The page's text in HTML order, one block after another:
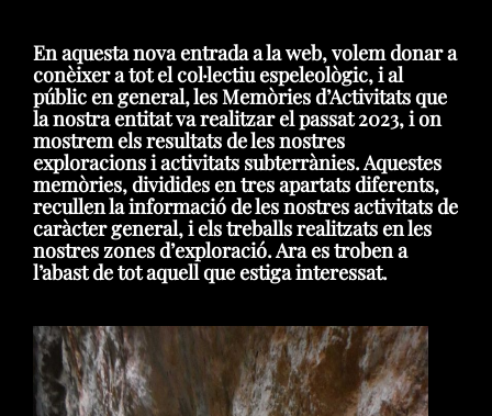
En aquesta nova entrada a la web, volem donar a
conèixer a tot el col·lectiu espeleològic, i al
públic en general, les Memòries d’Activitats que
la nostra entitat va realitzar el passat 2023, i on
mostrem els resultats de les nostres
exploracions i activitats subterrànies. Aquestes
memòries, dividides en tres apartats diferents,
recullen la informació de les nostres activitats de
caràcter general, i els treballs realitzats en les
nostres zones d’exploració. Ara es troben a
l’abast de tot aquell que estiga interessat.